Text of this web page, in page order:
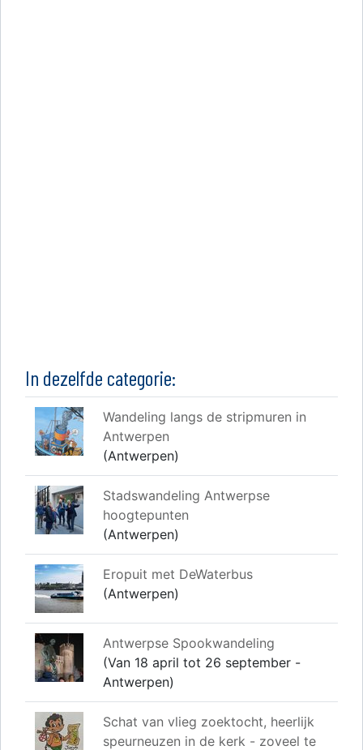
In dezelfde categorie:
Wandeling langs de stripmuren in
Antwerpen
(Antwerpen)
Stadswandeling Antwerpse
hoogtepunten
(Antwerpen)
Eropuit met DeWaterbus
(Antwerpen)
Antwerpse Spookwandeling
(Van 18 april tot 26 september -
Antwerpen)
Schat van vlieg zoektocht, heerlijk
speurneuzen in de kerk - zoveel te